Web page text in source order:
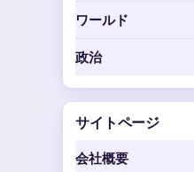
ワールド
政治
サイトページ
会社概要